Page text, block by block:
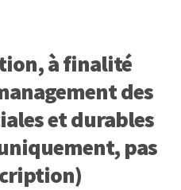
à finalité
des
et durables
pas